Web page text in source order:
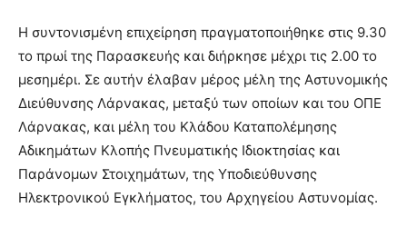
Η συντονισμένη επιχείρηση πραγματοποιήθηκε στις 9.30
το πρωί της Παρασκευής και διήρκησε μέχρι τις 2.00 το
μεσημέρι. Σε αυτήν έλαβαν μέρος μέλη της Αστυνομικής
Διεύθυνσης Λάρνακας, μεταξύ των οποίων και του ΟΠΕ
Λάρνακας, και μέλη του Κλάδου Καταπολέμησης
Αδικημάτων Κλοπής Πνευματικής Ιδιοκτησίας και
Παράνομων Στοιχημάτων, της Υποδιεύθυνσης
Ηλεκτρονικού Εγκλήματος, του Αρχηγείου Αστυνομίας.